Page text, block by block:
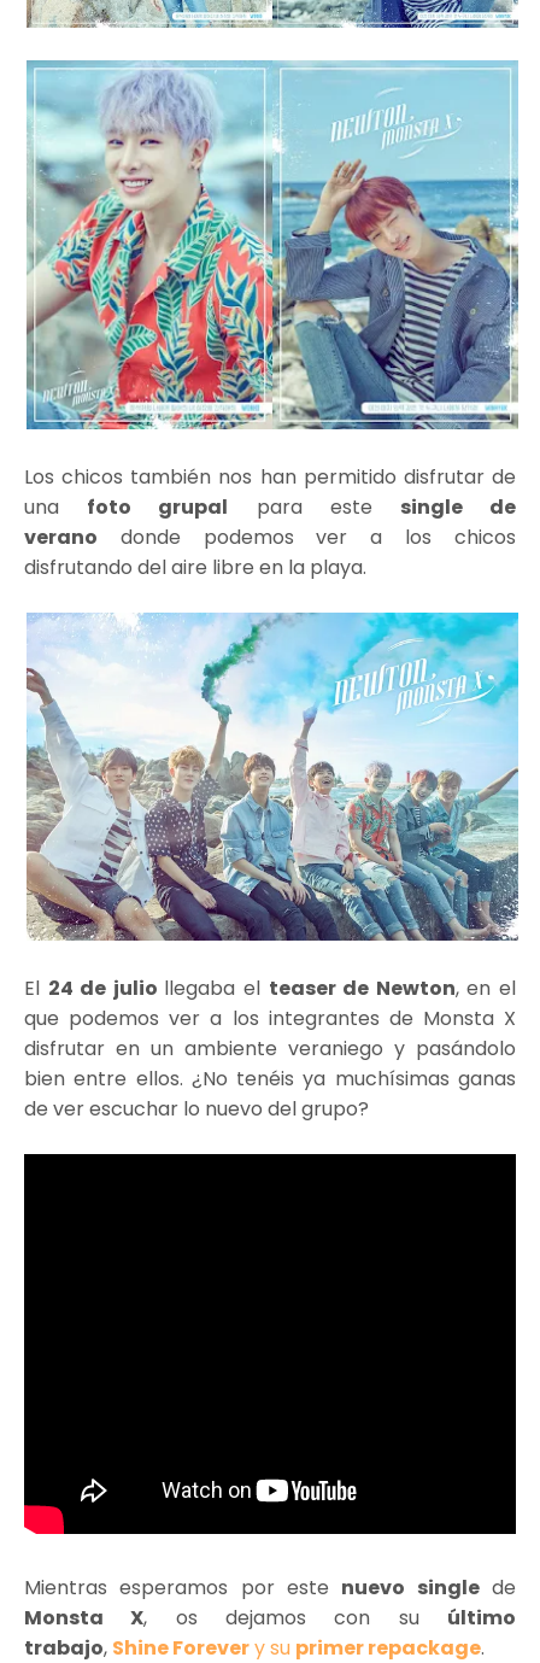
Los chicos también nos han permitido disfrutar de
una foto grupal para este single de
verano donde podemos ver a los chicos
disfrutando del aire libre en la playa.
El 24 de julio llegaba el teaser de Newton, en el
que podemos ver a los integrantes de Monsta X
disfrutar en un ambiente veraniego y pasándolo
bien entre ellos. ¿No tenéis ya muchísimas ganas
de ver escuchar lo nuevo del grupo?
Mientras esperamos por este nuevo singlede
Monsta X, os dejamos con su último
trabajo, Shine Forevery su primer repackage.